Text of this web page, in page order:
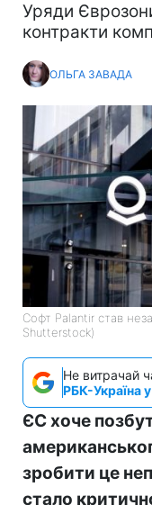
Уряди
контракти
ОЛЬГА ЗАВАДА
Софт Palantir став
Shutterstock)
Не витрачай
РБК-Україна
ЄС хоче
зробити це
стало